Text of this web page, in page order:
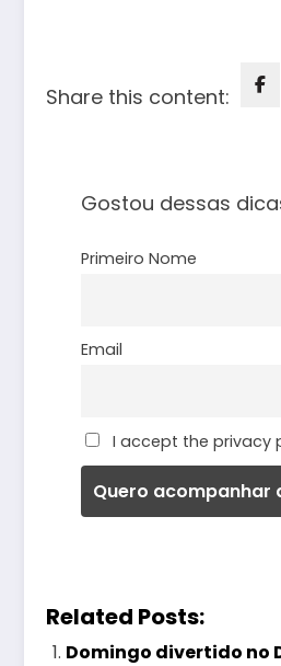
Share this content:
Gostou dessas
Primeiro Nome
Email
I accept the privacy
Related Posts:
Domingo divertido no